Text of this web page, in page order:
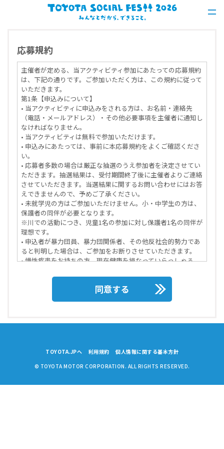
応募規約
主催者が定める、当アクティビティ参加にあたっての応募規約
は、下記の通りです。ご参加いただく方は、この規約に従って
いただきます。
第1条【申込みについて】
• 当アクティビティに申込みをされる方は、お名前・連絡先
（電話・メールアドレス）・その他必要事項を主催者に通知し
なければなりません。
• 当アクティビティは無料で参加いただけます。
• 申込みにあたっては、事前に本応募規約をよくご確認くださ
い。
• 応募者多数の場合は厳正な抽選のうえ参加者を決定させてい
ただきます。抽選結果は、受付期間終了後に主催者よりご連絡
させていただきます。当選結果に関するお問い合わせにはお答
えできませんので、予めご了承ください。
• 未就学児の方はご参加いただけません。小・中学生の方は、
保護者の同伴が必要となります。
※川での活動につき、児童1名の参加に対し保護者1名の同伴が
理想です。
• 申込者が暴力団員、暴力団関係者、その他反社会的勢力であ
ると判明した場合は、ご参加をお断りさせていただきます。
• 慢性疾患をお持ちの方、現在健康を損なっていらっしゃる
必要とする方は、その旨を当アクティビティ参加が決定された
際にお申し出下さい。主催者は可能かつ合理的な範囲内で対応
いたします。この場合、参加者からのお申し出に基づき、主催
• 当アクティビティの円滑な進行のため、応募規約を当アクテ
ィビティ参加までに確認し、遵守していただきます。
が明らかになったときは参加をお断りする場合があります。
同意する
TOYOTA.JPへ 利用規約
個人情報に関する基本方針
© TOYOTA MOTOR CORPORATION. ALL RIGHTS RESERVED.